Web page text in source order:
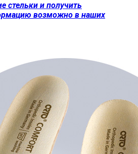
стельки и получить
возможно в наших